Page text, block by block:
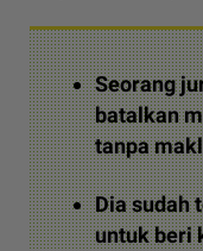
Seorang
batalkan
tanpa
Dia sudah
untuk beri